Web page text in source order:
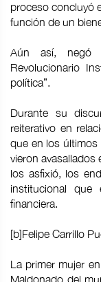
proceso concluyó
función de un
Aún así, negó
Revolucionario
política”.
Durante su
reiterativo en
que en los
vieron
los asfixió, los
institucional
financiera.
[b]Felipe Carrillo
La primer mujer
Maldonado del